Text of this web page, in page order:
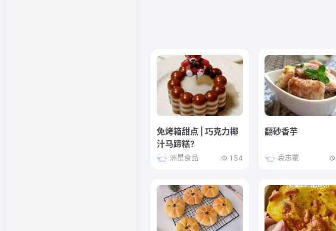
免烤箱甜点 | 巧克力椰
汁马蹄糕?
洲星食品 154
翻砂香芋
袁志蒙